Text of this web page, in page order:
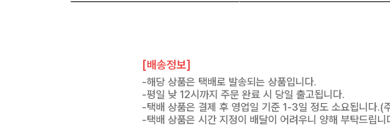
[배송정보]
-해당 상품은 택배로 발송되는 상품입니다.
-평일 낮 12시까지 주문 완료 시 당일 출고됩니다.
-택배 상품은 결제 후 영업일 기준 1-3일 정도 소요됩니다.(
-택배 상품은 시간 지정이 배달이 어려우니 양해 부탁드립니